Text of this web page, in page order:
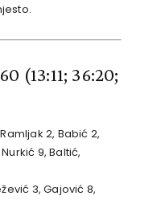
(13:11; 36:20;
2, Babić 2,
9, Baltić,
3, Gajović 8,